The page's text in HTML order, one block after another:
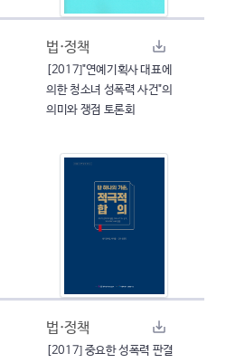
법·정책
[2017]"연예기획사 대표에
의한 청소녀 성폭력 사건"의
의미와 쟁점 토론회
법·정책
[2017] 중요한 성폭력 판결